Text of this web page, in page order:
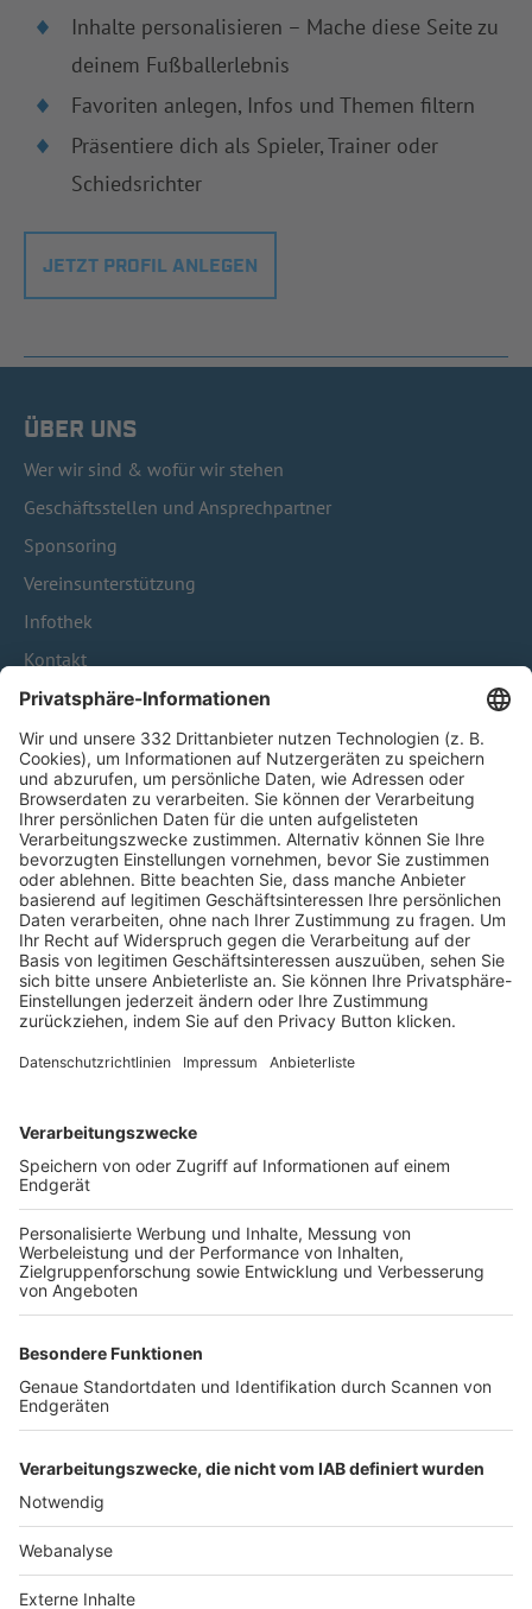
Inhalte personalisieren – Mache diese Seite zu
deinem Fußballerlebnis
Favoriten anlegen, Infos und Themen filtern
Präsentiere dich als Spieler, Trainer oder
Schiedsrichter
JETZT PROFIL ANLEGEN
ÜBER UNS
Wer wir sind & wofür wir stehen
Geschäftsstellen und Ansprechpartner
Sponsoring
Vereinsunterstützung
Infothek
Kontakt
HÄUFIG BESUCHTE SEITEN
Pässe und Vereinswechsel
Trainerausbildung
Schulungsangebot Vereinsmitarbeiter
BFV-Geschäftsstellen
Trainerbörse
Login SpielPlus
FOLGE DEM BFV
TOP-VEREINE
TOP-PARTNER
Nutzungsbedingungen Datenschutz Impressum